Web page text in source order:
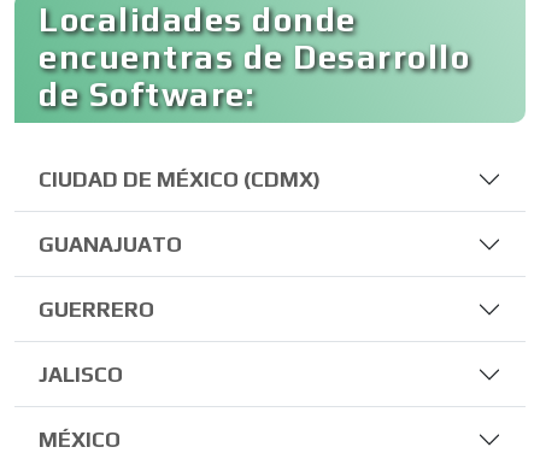
Localidades donde
encuentras de Desarrollo
de Software:
CIUDAD DE MÉXICO (CDMX)
GUANAJUATO
GUERRERO
JALISCO
MÉXICO